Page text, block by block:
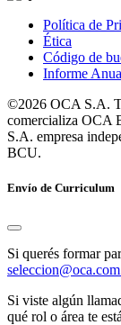
Política de
Ética
Código de
Informe
©2026 OCA S.A.
comercializa OCA
S.A. empresa
BCU.
Envío de Curriculum
Si querés formar
Si viste algún
qué rol o área te